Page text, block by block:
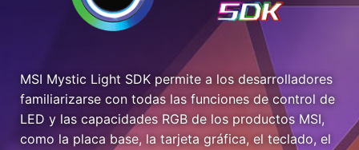
MSI Mystic Light SDK permite a los desarrolladores
familiarizarse con todas las funciones de control de
LED y las capacidades RGB de los productos MSI,
como la placa base, la tarjeta gráfica, el teclado, el